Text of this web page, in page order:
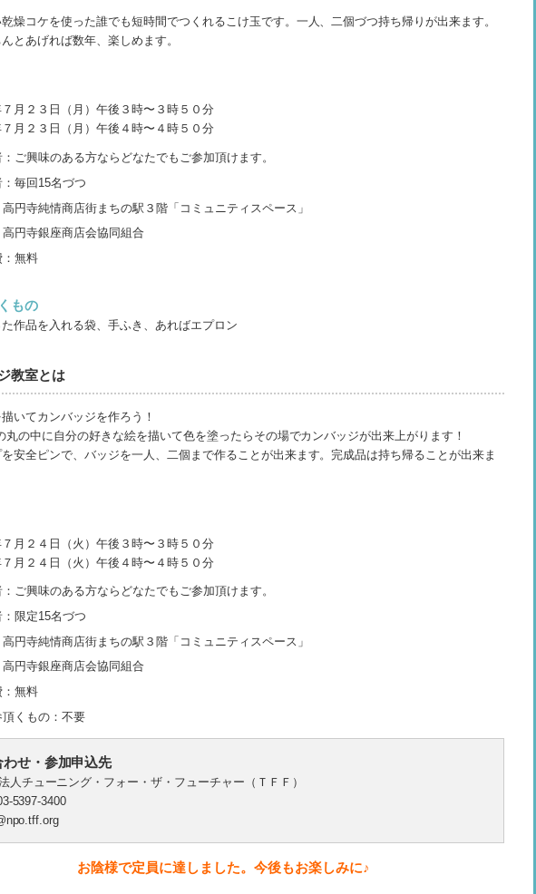
燥コケを使った誰でも短時間でつくれるこけ玉です。一人、二個づつ持ち帰りが出来ます。
とあげれば数年、楽しめます。
月２３日（月）午後３時〜３時５０分
月２３日（月）午後４時〜４時５０分
：ご興味のある方ならどなたでもご参加頂けます。
：毎回15名づつ
高円寺純情商店街まちの駅３階「コミュニティスペース」
高円寺銀座商店会協同組合
：無料
もの
作品を入れる袋、手ふき、あればエプロン
教室とは
いてカンバッジを作ろう！
丸の中に自分の好きな絵を描いて色を塗ったらその場でカンバッジが出来上がります！
安全ピンで、バッジを一人、二個まで作ることが出来ます。完成品は持ち帰ることが出来ま
月２４日（火）午後３時〜３時５０分
月２４日（火）午後４時〜４時５０分
：ご興味のある方ならどなたでもご参加頂けます。
：限定15名づつ
高円寺純情商店街まちの駅３階「コミュニティスペース」
高円寺銀座商店会協同組合
：無料
頂くもの：不要
わせ・参加申込先
人チューニング・フォー・ザ・フューチャー（ＴＦＦ）
5397-3400
お陰様で定員に達しました。今後もお楽しみに♪